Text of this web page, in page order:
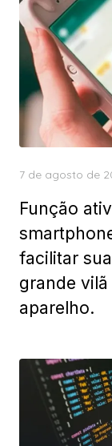
Posted
7 de agosto de
Função
facilitar
grande
aparelho.